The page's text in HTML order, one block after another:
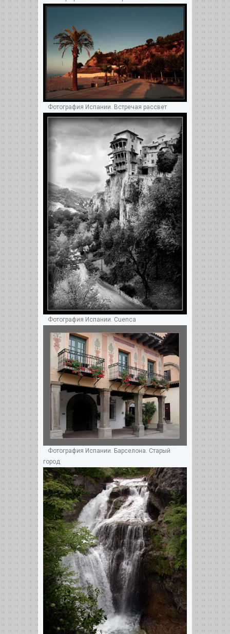
Фотография Испании. Встречая рассвет
Фотография Испании. Cuenca
Фотография Испании. Барселона. Старый
город